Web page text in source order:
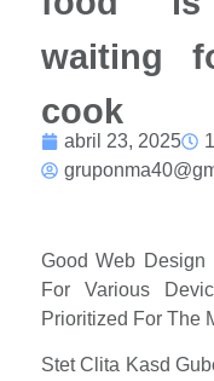
waiting
cook
abril 23, 2025
Good Web Design
For Various
Prioritized For The
Stet Clita Kasd